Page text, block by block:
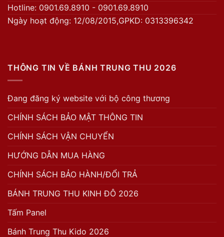
Hotline: 0901.69.8910 - 0901.69.8910
Ngày hoạt động: 12/08/2015,GPKD: 0313396342
THÔNG TIN VỀ BÁNH TRUNG THU 2026
Đang đăng ký website với bộ công thương
CHÍNH SÁCH BẢO MẬT THÔNG TIN
CHÍNH SÁCH VẬN CHUYỂN
HƯỚNG DẪN MUA HÀNG
CHÍNH SÁCH BẢO HÀNH/ĐỔI TRẢ
BÁNH TRUNG THU KINH ĐÔ 2026
Tấm Panel
Bánh Trung Thu Kido 2026